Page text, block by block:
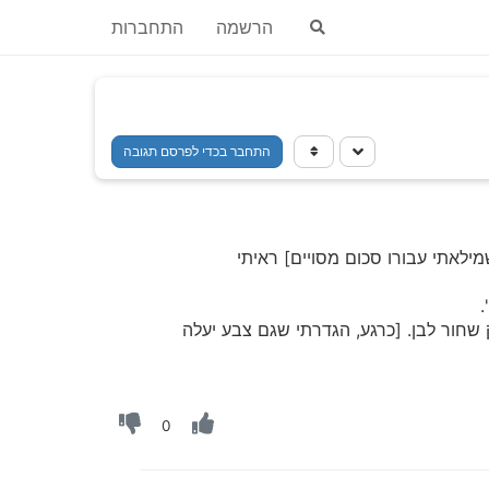
הרשמה התחברות
התחבר בכדי לפרסם תגובה
עבורו סכום מסויים] ראיתי
לבן. [כרגע, הגדרתי שגם צבע יעלה
0